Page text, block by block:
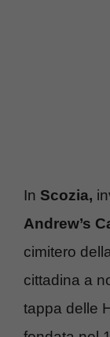
In Scozia,
Andrew’s
cimitero
cittadina a
tappa delle